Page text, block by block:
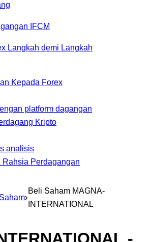
IFCM
Langkah demi Langkah
Kepada Forex
platform dagangan
Kripto
analisis
Rahsia Perdagangan
Saham
Beli Saham MAGNA-
INTERNATIONAL